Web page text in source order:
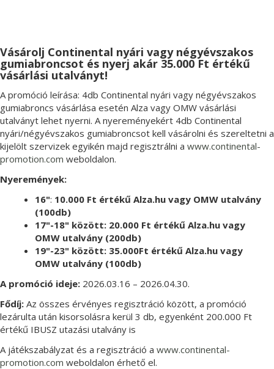
Vásárolj Continental nyári vagy négyévszakos
gumiabroncsot és nyerj akár 35.000 Ft értékű
vásárlási utalványt!
A promóció leírása: 4db Continental nyári vagy négyévszakos
gumiabroncs vásárlása esetén Alza vagy OMW vásárlási
utalványt lehet nyerni. A nyereményekért 4db Continental
nyári/négyévszakos gumiabroncsot kell vásárolni és szereltetni a
kijelölt szervizek egyikén majd regisztrálni a www.continental-
promotion.com weboldalon.
Nyeremények:
16": 10.000 Ft értékű Alza.hu vagy OMW utalvány
(100db)
17"-18" között: 20.000 Ft értékű Alza.hu vagy
OMW utalvány (200db)
19"-23" között: 35.000Ft értékű Alza.hu vagy
OMW utalvány (100db)
A promóció ideje: 2026.03.16 – 2026.04.30.
Fődíj: Az összes érvényes regisztráció között, a promóció
lezárulta után kisorsolásra kerül 3 db, egyenként 200.000 Ft
értékű IBUSZ utazási utalvány is
A játékszabályzat és a regisztráció a www.continental-
promotion.com weboldalon érhető el.